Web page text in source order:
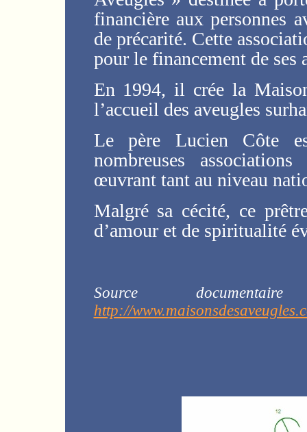
financière aux personnes
de précarité. Cette
pour le financement de ses
En 1994, il crée la
l’accueil des aveugles
Le père Lucien Côte
nombreuses
œuvrant tant au niveau
Malgré sa cécité, ce
d’amour et de spiritualité
Source
http://